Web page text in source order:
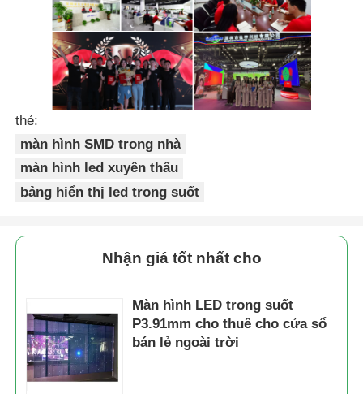
thẻ:
màn hình SMD trong nhà
màn hình led xuyên thấu
bảng hiển thị led trong suốt
Nhận giá tốt nhất cho
Màn hình LED trong suốt
P3.91mm cho thuê cho cửa sổ
bán lẻ ngoài trời